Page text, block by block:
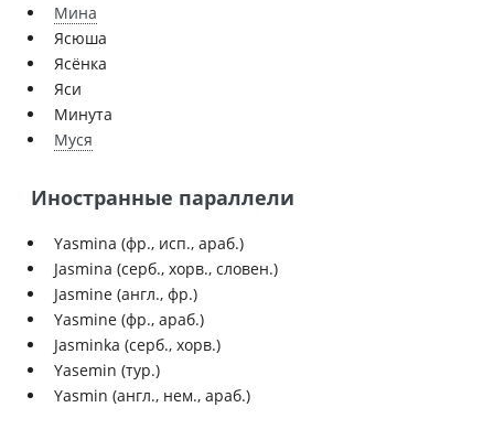
Мина
Ясюша
Ясёнка
Яси
Минута
Муся
Иностранные параллели
Yasmina (фр., исп., араб.)
Jasmina (серб., хорв., словен.)
Jasmine (англ., фр.)
Yasmine (фр., араб.)
Jasminka (серб., хорв.)
Yasemin (тур.)
Yasmin (англ., нем., араб.)